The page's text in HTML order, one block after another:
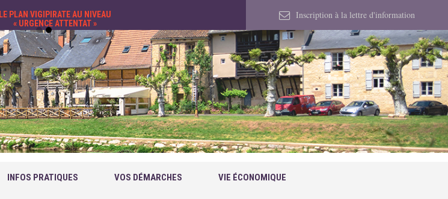
LE PLAN VIGIPIRATE AU NIVEAU
« URGENCE ATTENTAT »
Inscription à la lettre d'information
INFOS PRATIQUES VOS DÉMARCHES VIE ÉCONOMIQUE